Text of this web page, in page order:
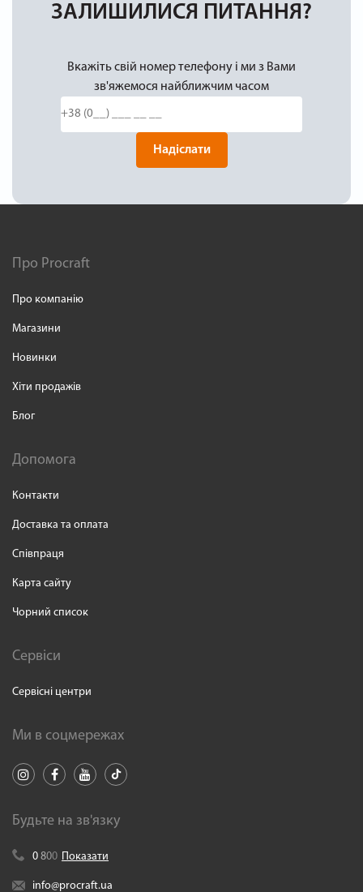
ЗАЛИШИЛИСЯ ПИТАННЯ?
Вкажіть свій номер телефону і ми з Вами
зв'яжемося найближчим часом
Надіслати
Про Procraft
Про компанію
Магазини
Новинки
Хіти продажів
Блог
Допомога
Контакти
Доставка та оплата
Співпраця
Карта сайту
Чорний список
Сервіси
Сервісні центри
Ми в соцмережах
Будьте на зв'язку
0 800 Показати
info@procraft.ua